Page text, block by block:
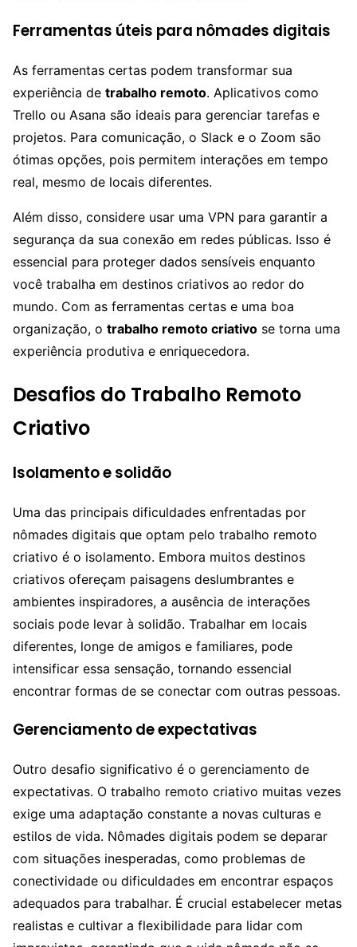
Ferramentas úteis para nômades digitais
As ferramentas certas podem transformar sua
experiência de trabalho remoto. Aplicativos como
Trello ou Asana são ideais para gerenciar tarefas e
projetos. Para comunicação, o Slack e o Zoom são
ótimas opções, pois permitem interações em tempo
real, mesmo de locais diferentes.
Além disso, considere usar uma VPN para garantir a
segurança da sua conexão em redes públicas. Isso é
essencial para proteger dados sensíveis enquanto
você trabalha em destinos criativos ao redor do
mundo. Com as ferramentas certas e uma boa
organização, o trabalho remoto criativo se torna uma
experiência produtiva e enriquecedora.
Desafios do Trabalho Remoto
Criativo
Isolamento e solidão
Uma das principais dificuldades enfrentadas por
nômades digitais que optam pelo trabalho remoto
criativo é o isolamento. Embora muitos destinos
criativos ofereçam paisagens deslumbrantes e
ambientes inspiradores, a ausência de interações
sociais pode levar à solidão. Trabalhar em locais
diferentes, longe de amigos e familiares, pode
intensificar essa sensação, tornando essencial
encontrar formas de se conectar com outras pessoas.
Gerenciamento de expectativas
Outro desafio significativo é o gerenciamento de
expectativas. O trabalho remoto criativo muitas vezes
exige uma adaptação constante a novas culturas e
estilos de vida. Nômades digitais podem se deparar
com situações inesperadas, como problemas de
conectividade ou dificuldades em encontrar espaços
adequados para trabalhar. É crucial estabelecer metas
realistas e cultivar a flexibilidade para lidar com